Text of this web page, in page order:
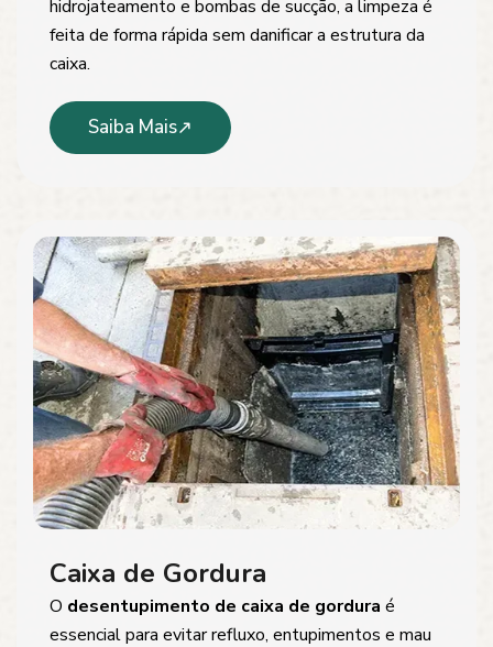
hidrojateamento e bombas de sucção, a limpeza é
feita de forma rápida sem danificar a estrutura da
caixa.
Saiba Mais
Caixa de Gordura
O desentupimento de caixa de gordura é
essencial para evitar refluxo, entupimentos e mau